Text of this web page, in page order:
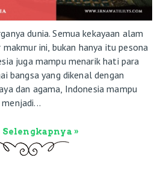
dunia. Semua kekayaan alam
ini, bukan hanya itu pesona
juga mampu menarik hati para
bangsa yang dikenal dengan
dan agama, Indonesia mampu
Selengkapnya »